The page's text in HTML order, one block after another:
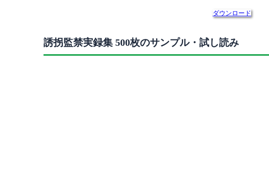
ダウンロード
誘拐監禁実録集 500枚のサンプル・試し読み